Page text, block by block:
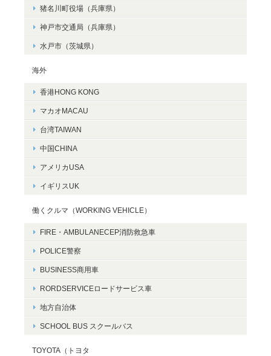
猪名川町役場（兵庫県）
神戸市交通局（兵庫県）
水戸市（茨城県）
海外
香港HONG KONG
マカオMACAU
台湾TAIWAN
中国CHINA
アメリカUSA
イギリスUK
働くクルマ（WORKING VEHICLE）
FIRE・AMBULANECEP消防救急車
POLICE警察
BUSINESS商用車
RORDSERVICEロードサービス車
地方自治体
SCHOOL BUS スクールバス
TOYOTA（トヨタ